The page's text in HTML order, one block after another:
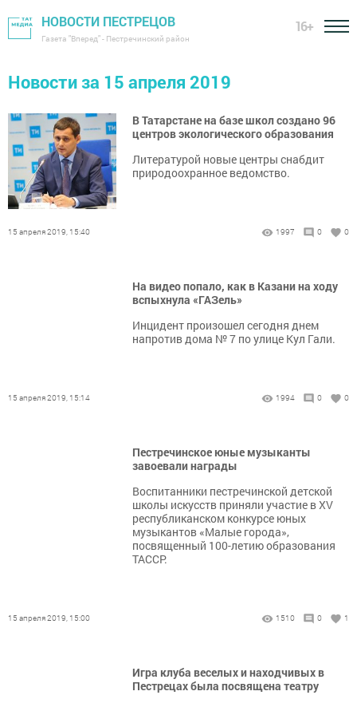
НОВОСТИ ПЕСТРЕЦОВ
Газета "Вперед" - Пестречинский район
16+
Новости за 15 апреля 2019
В Татарстане на базе школ создано 96
центров экологического образования
Литературой новые центры снабдит
природоохранное ведомство.
15 апреля 2019, 15:40 1997 0 0
На видео попало, как в Казани на ходу
вспыхнула «ГАЗель»
Инцидент произошел сегодня днем
напротив дома № 7 по улице Кул Гали.
15 апреля 2019, 15:14 1994 0 0
Пестречинское юные музыканты
завоевали награды
Воспитанники пестречинской детской
школы искусств приняли участие в XV
республиканском конкурсе юных
музыкантов «Малые города»,
посвященный 100-летию образования
ТАССР.
15 апреля 2019, 15:00 1510 0 1
Игра клуба веселых и находчивых в
Пестрецах была посвящена театру